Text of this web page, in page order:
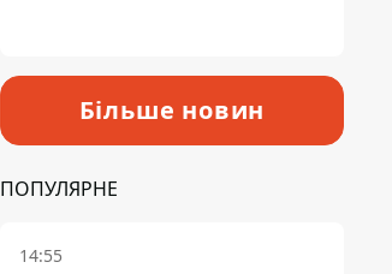
Більше новин
ПОПУЛЯРНЕ
14:55